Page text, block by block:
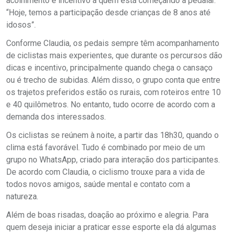
“Hoje, temos a participação desde crianças de 8 anos até
idosos”.
Conforme Claudia, os pedais sempre têm acompanhamento
de ciclistas mais experientes, que durante os percursos dão
dicas e incentivo, principalmente quando chega o cansaço
ou é trecho de subidas. Além disso, o grupo conta que entre
os trajetos preferidos estão os rurais, com roteiros entre 10
e 40 quilômetros. No entanto, tudo ocorre de acordo com a
demanda dos interessados.
Os ciclistas se reúnem à noite, a partir das 18h30, quando o
clima está favorável. Tudo é combinado por meio de um
grupo no WhatsApp, criado para interação dos participantes.
De acordo com Claudia, o ciclismo trouxe para a vida de
todos novos amigos, saúde mental e contato com a
natureza.
Além de boas risadas, doação ao próximo e alegria. Para
quem deseja iniciar a praticar esse esporte ela dá algumas